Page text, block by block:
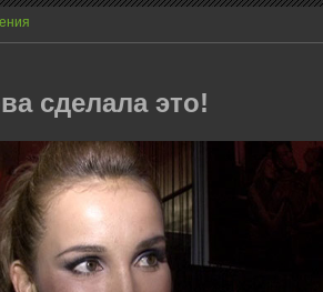
сделала это!